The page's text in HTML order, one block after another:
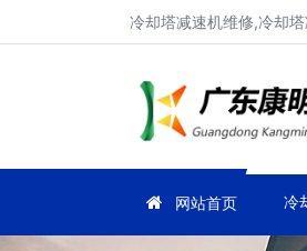
冷却塔减速机维修,冷却
网站首页 冷